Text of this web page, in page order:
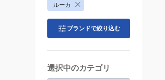
ワ
イ
ト
ラ
ッ
ク
ルーカ
ブランドで絞り込む
選択中のカテゴリ